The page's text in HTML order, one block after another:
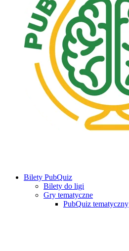
Bilety PubQuiz
Bilety do ligi
Gry tematyczne
PubQuiz tematyczny